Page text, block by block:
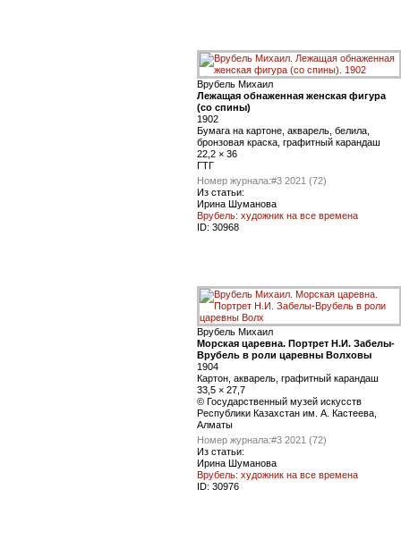
Врубель Михаил
Лежащая обнаженная женская фигура
(со спины)
1902
Бумага на картоне, акварель, белила,
бронзовая краска, графитный карандаш
22,2 × 36
ГТГ
Номер журнала:#3 2021 (72)
Из статьи:
Ирина Шуманова
Врубель: художник на все времена
ID: 30968
Врубель Михаил
Морская царевна. Портрет Н.И. Забелы-
Врубель в роли царевны Волховы
1904
Картон, акварель, графитный карандаш
33,5 × 27,7
© Государственный музей искусств
Республики Казахстан им. А. Кастеева,
Алматы
Номер журнала:#3 2021 (72)
Из статьи:
Ирина Шуманова
Врубель: художник на все времена
ID: 30976